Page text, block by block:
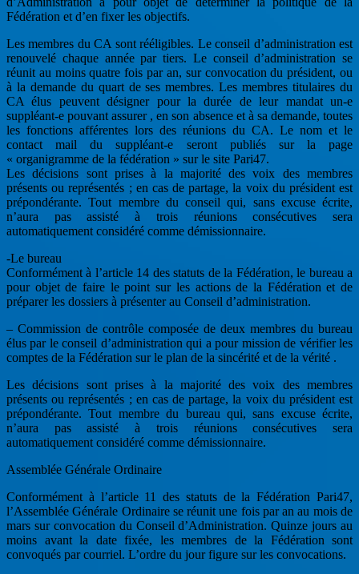
Fédération et d’en fixer les objectifs.
Les membres du CA sont rééligibles. Le conseil d’administration est
renouvelé chaque année par tiers. Le conseil d’administration se
réunit au moins quatre fois par an, sur convocation du président, ou
à la demande du quart de ses membres. Les membres titulaires du
CA élus peuvent désigner pour la durée de leur mandat un-e
suppléant-e pouvant assurer , en son absence et à sa demande, toutes
les fonctions afférentes lors des réunions du CA. Le nom et le
contact mail du suppléant-e seront publiés sur la page
« organigramme de la fédération » sur le site Pari47.
Les décisions sont prises à la majorité des voix des membres
présents ou représentés ; en cas de partage, la voix du président est
prépondérante. Tout membre du conseil qui, sans excuse écrite,
n’aura pas assisté à trois réunions consécutives sera
automatiquement considéré comme démissionnaire.
-Le bureau
Conformément à l’article 14 des statuts de la Fédération, le bureau a
pour objet de faire le point sur les actions de la Fédération et de
préparer les dossiers à présenter au Conseil d’administration.
– Commission de contrôle composée de deux membres du bureau
élus par le conseil d’administration qui a pour mission de vérifier les
comptes de la Fédération sur le plan de la sincérité et de la vérité .
Les décisions sont prises à la majorité des voix des membres
présents ou représentés ; en cas de partage, la voix du président est
prépondérante. Tout membre du bureau qui, sans excuse écrite,
n’aura pas assisté à trois réunions consécutives sera
automatiquement considéré comme démissionnaire.
Assemblée Générale Ordinaire
Conformément à l’article 11 des statuts de la Fédération Pari47,
l’Assemblée Générale Ordinaire se réunit une fois par an au mois de
mars sur convocation du Conseil d’Administration. Quinze jours au
moins avant la date fixée, les membres de la Fédération sont
convoqués par courriel. L’ordre du jour figure sur les convocations.